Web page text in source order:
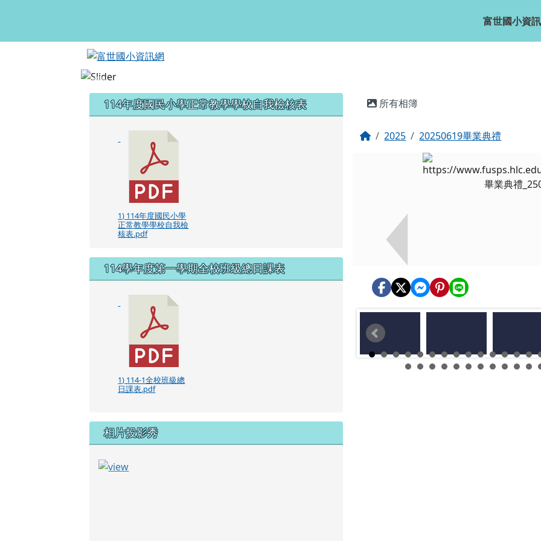
富世國小資
左邊區域內容
114年度國民小學正常教學學校自我檢核表
1) 114年度國民小學
正常教學學校自我檢
核表.pdf
114學年度第一學期全校班級總日課表
1) 114-1全校班級總
日課表.pdf
相片投影秀
主內容區域
所有相簿
回首頁
2025 20250619畢業典禮